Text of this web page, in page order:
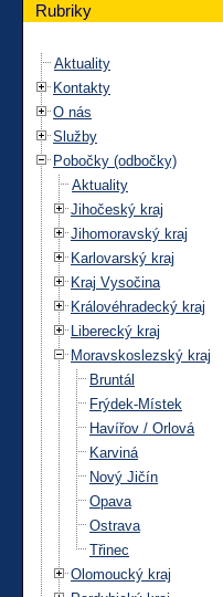
Rubriky
Aktuality
Kontakty
O nás
Služby
Pobočky (odbočky)
Aktuality
Jihočeský kraj
Jihomoravský kraj
Karlovarský kraj
Kraj Vysočina
Královéhradecký kraj
Liberecký kraj
Moravskoslezský kraj
Bruntál
Frýdek-Místek
Havířov / Orlová
Karviná
Nový Jičín
Opava
Ostrava
Třinec
Olomoucký kraj